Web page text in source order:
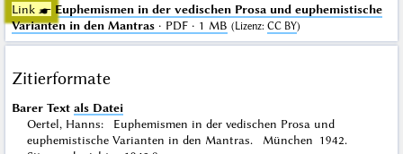
Link ☛ Euphemismen in der vedischen Prosa und euphemistische
Varianten in den Mantras· PDF · 1 MB (Lizenz: CC BY)
Zitierformate
Barer Text als Datei
Oertel, Hanns: Euphemismen in der vedischen Prosa und
euphemistische Varianten in den Mantras. München 1942.